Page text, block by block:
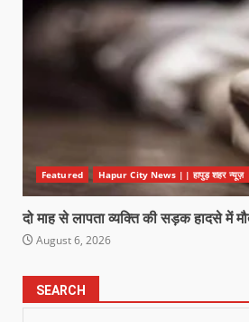
Featured Hapur City News || हापुड़ शहर न्यूज़
दो माह से लापता व्यक्ति की सड़क हादसे में
August 6, 2026
SEARCH